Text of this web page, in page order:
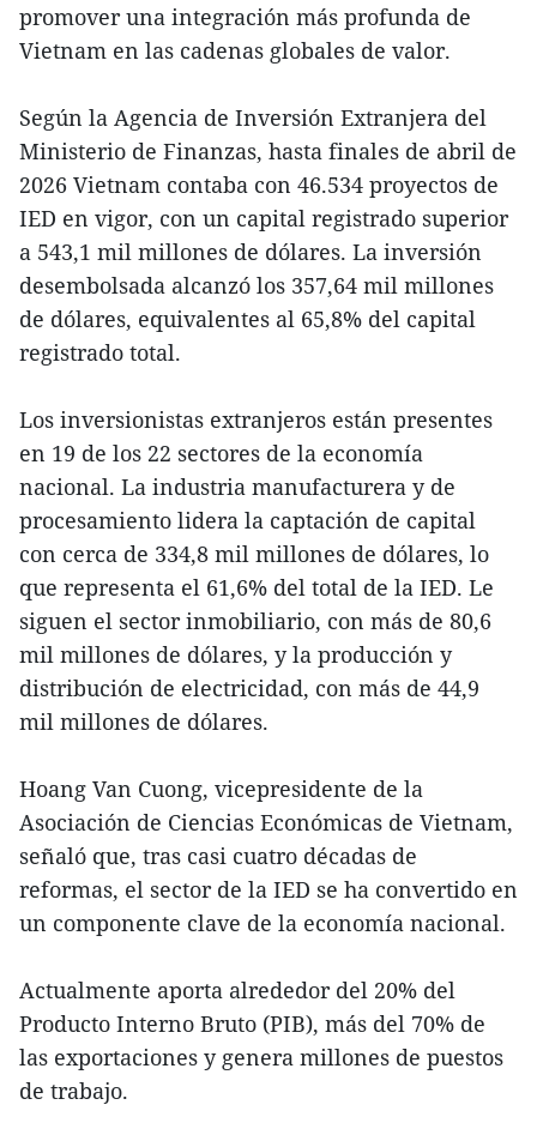
promover una integración más profunda de
Vietnam en las cadenas globales de valor.
Según la Agencia de Inversión Extranjera del
Ministerio de Finanzas, hasta finales de abril de
2026 Vietnam contaba con 46.534 proyectos de
IED en vigor, con un capital registrado superior
a 543,1 mil millones de dólares. La inversión
desembolsada alcanzó los 357,64 mil millones
de dólares, equivalentes al 65,8% del capital
registrado total.
Los inversionistas extranjeros están presentes
en 19 de los 22 sectores de la economía
nacional. La industria manufacturera y de
procesamiento lidera la captación de capital
con cerca de 334,8 mil millones de dólares, lo
que representa el 61,6% del total de la IED. Le
siguen el sector inmobiliario, con más de 80,6
mil millones de dólares, y la producción y
distribución de electricidad, con más de 44,9
mil millones de dólares.
Hoang Van Cuong, vicepresidente de la
Asociación de Ciencias Económicas de Vietnam,
señaló que, tras casi cuatro décadas de
reformas, el sector de la IED se ha convertido en
un componente clave de la economía nacional.
Actualmente aporta alrededor del 20% del
Producto Interno Bruto (PIB), más del 70% de
las exportaciones y genera millones de puestos
de trabajo.